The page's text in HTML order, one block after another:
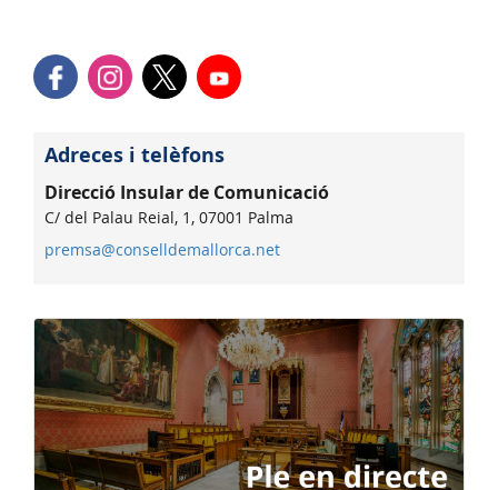
Adreces i telèfons
Direcció Insular de Comunicació
C/ del Palau Reial, 1, 07001 Palma
premsa@conselldemallorca.net